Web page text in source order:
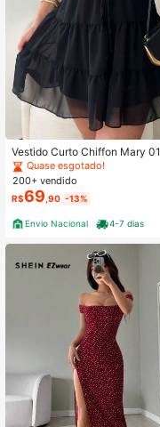
Vestido Curto Chiffon Mary 01
Quase esgotado!
200+ vendido
R$69 ,90 -13%
Envio Nacional 4-7 dias